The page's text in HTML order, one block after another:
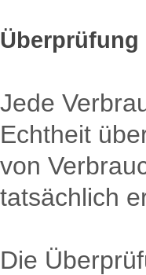
Jede
Echtheit
von
tatsächlich
Die